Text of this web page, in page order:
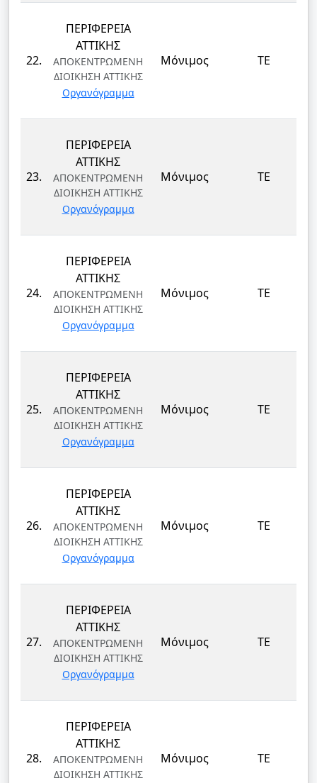
22.
ΠΕΡΙΦΕΡΕΙΑ
ΑΤΤΙΚΗΣ
ΑΠΟΚΕΝΤΡΩΜΕΝΗ
ΔΙΟΙΚΗΣΗ ΑΤΤΙΚΗΣ
Οργανόγραμμα
Μόνιμος ΤΕ
23.
ΠΕΡΙΦΕΡΕΙΑ
ΑΤΤΙΚΗΣ
ΑΠΟΚΕΝΤΡΩΜΕΝΗ
ΔΙΟΙΚΗΣΗ ΑΤΤΙΚΗΣ
Οργανόγραμμα
Μόνιμος ΤΕ
24.
ΠΕΡΙΦΕΡΕΙΑ
ΑΤΤΙΚΗΣ
ΑΠΟΚΕΝΤΡΩΜΕΝΗ
ΔΙΟΙΚΗΣΗ ΑΤΤΙΚΗΣ
Οργανόγραμμα
Μόνιμος ΤΕ
25.
ΠΕΡΙΦΕΡΕΙΑ
ΑΤΤΙΚΗΣ
ΑΠΟΚΕΝΤΡΩΜΕΝΗ
ΔΙΟΙΚΗΣΗ ΑΤΤΙΚΗΣ
Οργανόγραμμα
Μόνιμος ΤΕ
26.
ΠΕΡΙΦΕΡΕΙΑ
ΑΤΤΙΚΗΣ
ΑΠΟΚΕΝΤΡΩΜΕΝΗ
ΔΙΟΙΚΗΣΗ ΑΤΤΙΚΗΣ
Οργανόγραμμα
Μόνιμος ΤΕ
27.
ΠΕΡΙΦΕΡΕΙΑ
ΑΤΤΙΚΗΣ
ΑΠΟΚΕΝΤΡΩΜΕΝΗ
ΔΙΟΙΚΗΣΗ ΑΤΤΙΚΗΣ
Οργανόγραμμα
Μόνιμος ΤΕ
28.
ΠΕΡΙΦΕΡΕΙΑ
ΑΤΤΙΚΗΣ
ΑΠΟΚΕΝΤΡΩΜΕΝΗ
ΔΙΟΙΚΗΣΗ ΑΤΤΙΚΗΣ
Μόνιμος ΤΕ